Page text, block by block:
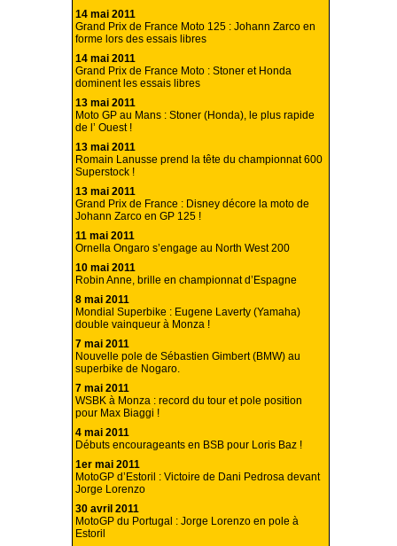
14 mai 2011
Grand Prix de France Moto 125 : Johann Zarco en
forme lors des essais libres
14 mai 2011
Grand Prix de France Moto : Stoner et Honda
dominent les essais libres
13 mai 2011
Moto GP au Mans : Stoner (Honda), le plus rapide
de l’ Ouest !
13 mai 2011
Romain Lanusse prend la tête du championnat 600
Superstock !
13 mai 2011
Grand Prix de France : Disney décore la moto de
Johann Zarco en GP 125 !
11 mai 2011
Ornella Ongaro s’engage au North West 200
10 mai 2011
Robin Anne, brille en championnat d’Espagne
8 mai 2011
Mondial Superbike : Eugene Laverty (Yamaha)
double vainqueur à Monza !
7 mai 2011
Nouvelle pole de Sébastien Gimbert (BMW) au
superbike de Nogaro.
7 mai 2011
WSBK à Monza : record du tour et pole position
pour Max Biaggi !
4 mai 2011
Débuts encourageants en BSB pour Loris Baz !
1er mai 2011
MotoGP d’Estoril : Victoire de Dani Pedrosa devant
Jorge Lorenzo
30 avril 2011
MotoGP du Portugal : Jorge Lorenzo en pole à
Estoril